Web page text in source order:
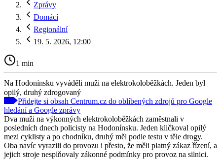
Zprávy
Domácí
Regionální
19. 5. 2026, 12:00
1 min
Na Hodonínsku vyváděli muži na elektrokoloběžkách. Jeden byl
opilý, druhý zdrogovaný
Přidejte si obsah Centrum.cz do oblíbených zdrojů pro Google
hledání a Google zprávy
Dva muži na výkonných elektrokoloběžkách zaměstnali v
posledních dnech policisty na Hodonínsku. Jeden kličkoval opilý
mezi cyklisty a po chodníku, druhý měl podle testu v těle drogy.
Oba navíc vyrazili do provozu i přesto, že měli platný zákaz řízení, a
jejich stroje nesplňovaly zákonné podmínky pro provoz na silnici.